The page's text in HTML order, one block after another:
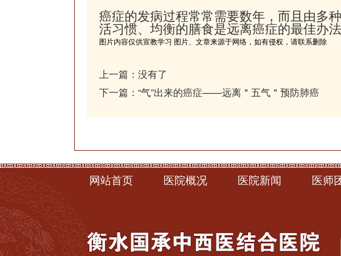
癌症的发病过程常常需要数年，而且由多
活习惯、均衡的膳食是远离癌症的最佳办法
图片内容仅供宣教学习 图片、文章来源于网络，如有侵权，请联系删除
上一篇：没有了
下一篇： “气”出来的癌症——远离＂五气＂预防肺癌
网站首页 医院概况 医院新闻 医师